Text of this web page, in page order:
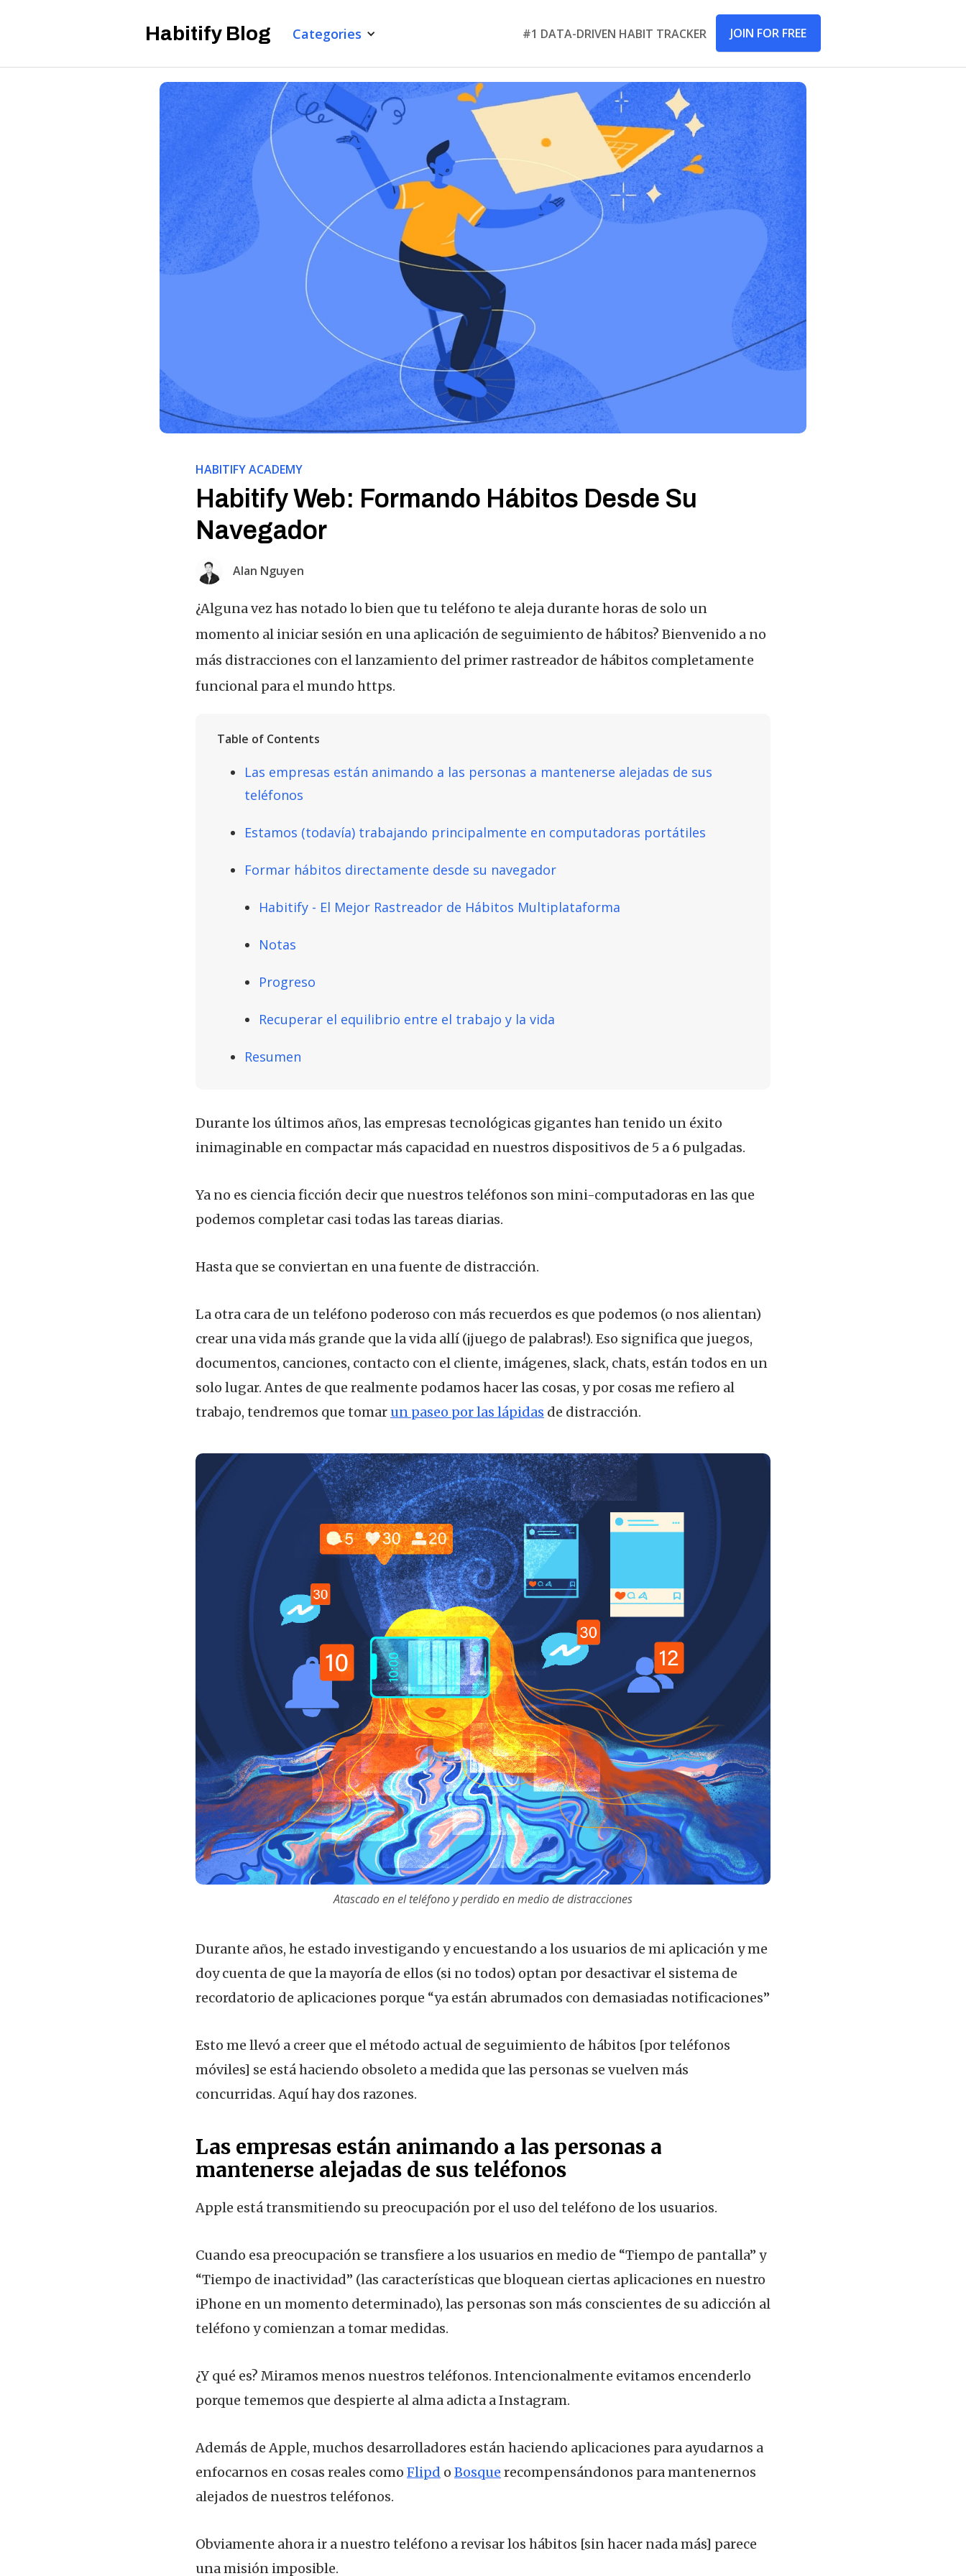
Habitify Blog Categories #1 DATA-DRIVEN HABIT TRACKER JOIN FOR FREE
HABITIFY ACADEMY
Habitify Web: Formando Hábitos Desde Su
Navegador
Alan Nguyen
¿Alguna vez has notado lo bien que tu teléfono te aleja durante horas de solo un
momento al iniciar sesión en una aplicación de seguimiento de hábitos? Bienvenido a no
más distracciones con el lanzamiento del primer rastreador de hábitos completamente
funcional para el mundo https.
Table of Contents
Las empresas están animando a las personas a mantenerse alejadas de sus
teléfonos
Estamos (todavía) trabajando principalmente en computadoras portátiles
Formar hábitos directamente desde su navegador
Habitify - El Mejor Rastreador de Hábitos Multiplataforma
Notas
Progreso
Recuperar el equilibrio entre el trabajo y la vida
Resumen
Durante los últimos años, las empresas tecnológicas gigantes han tenido un éxito
inimaginable en compactar más capacidad en nuestros dispositivos de 5 a 6 pulgadas.
Ya no es ciencia ficción decir que nuestros teléfonos son mini-computadoras en las que
podemos completar casi todas las tareas diarias.
Hasta que se conviertan en una fuente de distracción.
La otra cara de un teléfono poderoso con más recuerdos es que podemos (o nos alientan)
crear una vida más grande que la vida allí (¡juego de palabras!). Eso significa que juegos,
documentos, canciones, contacto con el cliente, imágenes, slack, chats, están todos en un
solo lugar. Antes de que realmente podamos hacer las cosas, y por cosas me refiero al
trabajo, tendremos que tomar un paseo por las lápidas de distracción.
Atascado en el teléfono y perdido en medio de distracciones
Durante años, he estado investigando y encuestando a los usuarios de mi aplicación y me
doy cuenta de que la mayoría de ellos (si no todos) optan por desactivar el sistema de
recordatorio de aplicaciones porque “ya están abrumados con demasiadas notificaciones”
Esto me llevó a creer que el método actual de seguimiento de hábitos [por teléfonos
móviles] se está haciendo obsoleto a medida que las personas se vuelven más
concurridas. Aquí hay dos razones.
Las empresas están animando a las personas a
mantenerse alejadas de sus teléfonos
Apple está transmitiendo su preocupación por el uso del teléfono de los usuarios.
Cuando esa preocupación se transfiere a los usuarios en medio de “Tiempo de pantalla” y
“Tiempo de inactividad” (las características que bloquean ciertas aplicaciones en nuestro
iPhone en un momento determinado), las personas son más conscientes de su adicción al
teléfono y comienzan a tomar medidas.
¿Y qué es? Miramos menos nuestros teléfonos. Intencionalmente evitamos encenderlo
porque tememos que despierte al alma adicta a Instagram.
Además de Apple, muchos desarrolladores están haciendo aplicaciones para ayudarnos a
enfocarnos en cosas reales como Flipd o Bosque recompensándonos para mantenernos
alejados de nuestros teléfonos.
Obviamente ahora ir a nuestro teléfono a revisar los hábitos [sin hacer nada más] parece
una misión imposible.